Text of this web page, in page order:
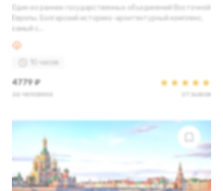
Один из ранних государственных объединений Восточной
Европы. Болгарский историко-архитектурный комплекс,
самый с...
10 часов
4779 ₽
за человека отзывов